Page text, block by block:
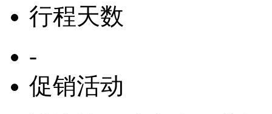
行程天数
-
促销活动